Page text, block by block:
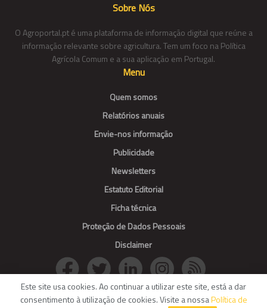
Sobre Nós
O Agroportal.pt é uma plataforma de informação digital que reúne a
informação relevante sobre agricultura. Tem um foco na Política
Agrícola Comum e a sua aplicação em Portugal.
Menu
Quem somos
Relatórios anuais
Envie-nos informação
Publicidade
Newsletters
Estatuto Editorial
Ficha técnica
Proteção de Dados Pessoais
Disclaimer
Este site usa cookies. Ao continuar a utilizar este site, está a dar
consentimento à utilização de cookies. Visite a nossaPolítica de